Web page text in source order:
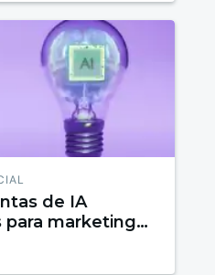
de IA
para marketing